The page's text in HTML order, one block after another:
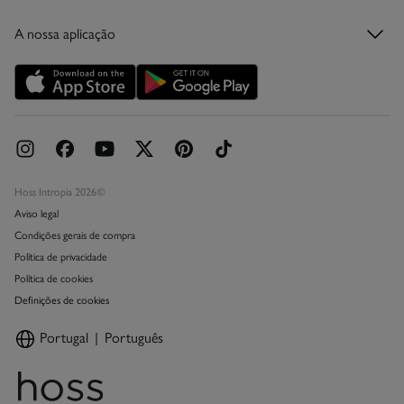
Cartão Presente Online
Promoções vigentes
Livro de Reclamações online
A nossa aplicação
Hoss Intropia 2026©
Aviso legal
Condições gerais de compra
Política de privacidade
Política de cookies
Definições de cookies
Portugal Português